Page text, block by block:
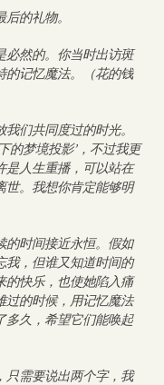
的礼物。
必然的。你当时出访斑
的记忆魔法。（花的钱
们共同度过的时光。
的梦境投影’，不过我更
是人生重播，可以站在
世。我想你肯定能够明
的时间接近永恒。假如
我，但谁又知道时间的
的快乐，也使她陷入痛
过的时候，用记忆魔法
多久，希望它们能唤起
只需要说出两个字，我